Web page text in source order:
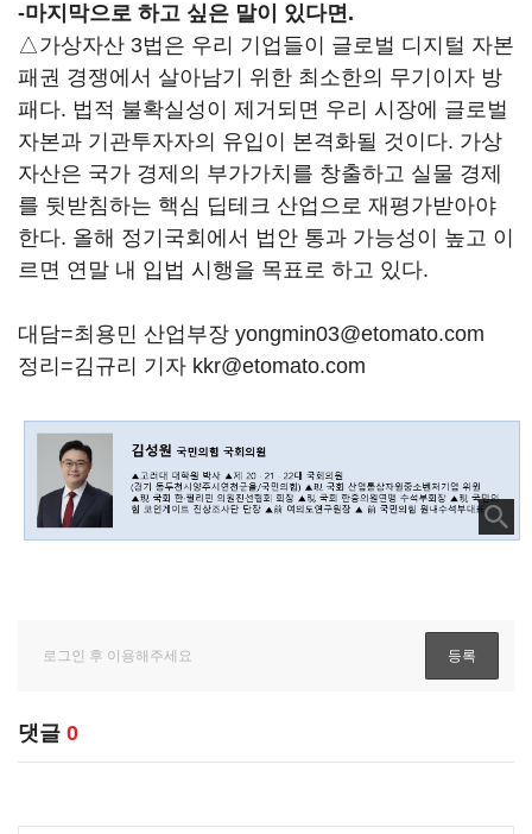
-마지막으로 하고 싶은 말이 있다면.
△가상자산 3법은 우리 기업들이 글로벌 디지털 자본
패권 경쟁에서 살아남기 위한 최소한의 무기이자 방
패다. 법적 불확실성이 제거되면 우리 시장에 글로벌
자본과 기관투자자의 유입이 본격화될 것이다. 가상
자산은 국가 경제의 부가가치를 창출하고 실물 경제
를 뒷받침하는 핵심 딥테크 산업으로 재평가받아야
한다. 올해 정기국회에서 법안 통과 가능성이 높고 이
르면 연말 내 입법 시행을 목표로 하고 있다.
대담=최용민 산업부장 yongmin03@etomato.com
정리=김규리 기자 kkr@etomato.com
댓글 0